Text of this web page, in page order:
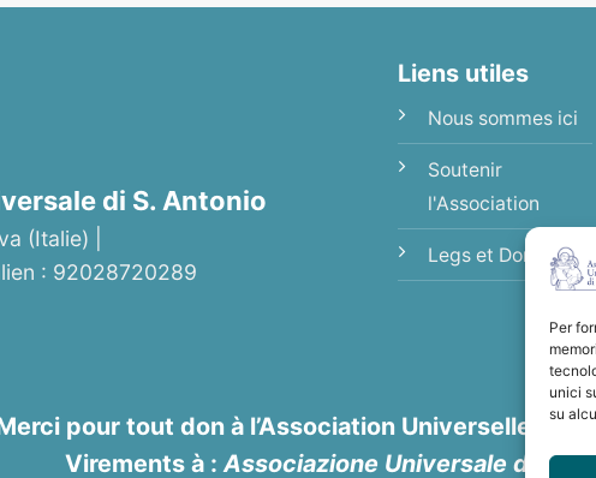
Per
unici
su
di S. Antonio
(Italie) |
: 92028720289
Liens utiles
Nous sommes ici
Soutenir
l'Association
Legs et Donations
pour tout don à l’Association Universelle de
Virements à :Associazione Universale di S.